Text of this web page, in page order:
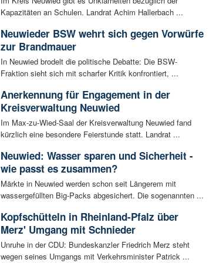
Kapazitäten an Schulen. Landrat Achim Hallerbach ...
Neuwieder BSW wehrt sich gegen Vorwürfe
zur Brandmauer
In Neuwied brodelt die politische Debatte: Die BSW-
Fraktion sieht sich mit scharfer Kritik konfrontiert, ...
Anerkennung für Engagement in der
Kreisverwaltung Neuwied
Im Max-zu-Wied-Saal der Kreisverwaltung Neuwied fand
kürzlich eine besondere Feierstunde statt. Landrat ...
Neuwied: Wasser sparen und Sicherheit -
wie passt es zusammen?
Märkte in Neuwied werden schon seit Längerem mit
wassergefüllten Big-Packs abgesichert. Die sogenannten ...
Kopfschütteln in Rheinland-Pfalz über
Merz' Umgang mit Schnieder
Unruhe in der CDU: Bundeskanzler Friedrich Merz steht
wegen seines Umgangs mit Verkehrsminister Patrick ...